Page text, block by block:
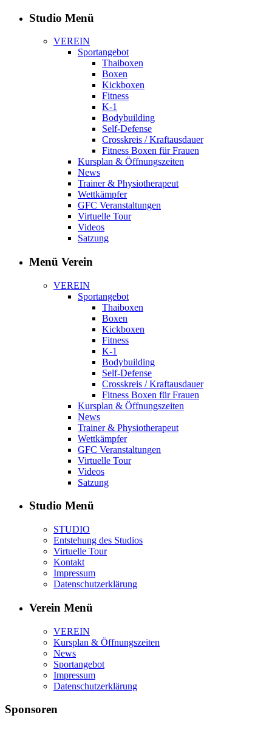
Studio Menü
VEREIN
Sportangebot
Thaiboxen
Boxen
Kickboxen
Fitness
K-1
Bodybuilding
Self-Defense
Crosskreis / Kraftausdauer
Fitness Boxen für Frauen
Kursplan & Öffnungszeiten
News
Trainer & Physiotherapeut
Wettkämpfer
GFC Veranstaltungen
Virtuelle Tour
Videos
Satzung
Menü Verein
VEREIN
Sportangebot
Thaiboxen
Boxen
Kickboxen
Fitness
K-1
Bodybuilding
Self-Defense
Crosskreis / Kraftausdauer
Fitness Boxen für Frauen
Kursplan & Öffnungszeiten
News
Trainer & Physiotherapeut
Wettkämpfer
GFC Veranstaltungen
Virtuelle Tour
Videos
Satzung
Studio Menü
STUDIO
Entstehung des Studios
Virtuelle Tour
Kontakt
Impressum
Datenschutzerklärung
Verein Menü
VEREIN
Kursplan & Öffnungszeiten
News
Sportangebot
Impressum
Datenschutzerklärung
Sponsoren